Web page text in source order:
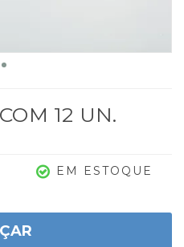
12 UN.
EM ESTOQUE